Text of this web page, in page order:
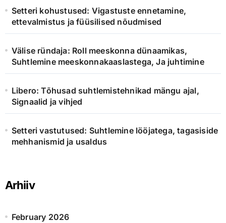
Setteri kohustused: Vigastuste ennetamine,
ettevalmistus ja füüsilised nõudmised
Välise ründaja: Roll meeskonna dünaamikas,
Suhtlemine meeskonnakaaslastega, Ja juhtimine
Libero: Tõhusad suhtlemistehnikad mängu ajal,
Signaalid ja vihjed
Setteri vastutused: Suhtlemine lööjatega, tagasiside
mehhanismid ja usaldus
Arhiiv
February 2026